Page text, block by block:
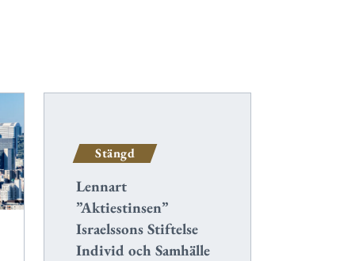
Stängd
Lennart
”Aktiestinsen”
Israelssons Stiftelse
Individ och Samhälle